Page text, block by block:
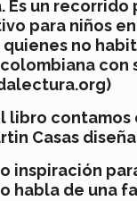
Es un
para niños
no
con
libro
Casas
inspiración
habla de una